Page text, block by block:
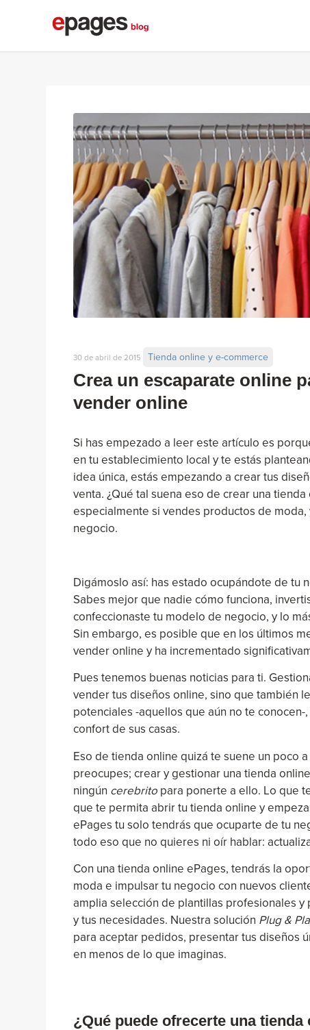
Crea un escaparate online
vender online
30 de abril de 2015 Tienda online y e-commerce
Si has empezado a leer este artículo es
en tu establecimiento local y te estás
idea única, estás empezando a crear tus
venta. ¿Qué tal suena eso de crear una
especialmente si vendes productos de
negocio.
Digámoslo así: has estado ocupándote de tu
Sabes mejor que nadie cómo funciona,
confeccionaste tu modelo de negocio, y lo
Sin embargo, es posible que en los últimos
vender online y ha incrementado
Pues tenemos buenas noticias para ti.
vender tus diseños online, sino que también
potenciales -aquellos que aún no te
confort de sus casas.
Eso de tienda online quizá te suene un poco
preocupes; crear y gestionar una tienda
ningún cerebrito para ponerte a ello. Lo que
que te permita abrir tu tienda online y
ePages tu solo tendrás que ocuparte de tu
todo eso que no quieres ni oír hablar:
Con una tienda online ePages, tendrás la
moda e impulsar tu negocio con nuevos
amplia selección de plantillas profesionales
y tus necesidades. Nuestra solución Plug &
para aceptar pedidos, presentar tus diseños
en menos de lo que imaginas.
¿Qué puede ofrecerte una